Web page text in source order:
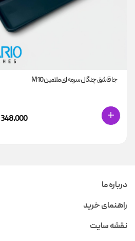
جا قاشق چنگال سرمه ای ملامین M10
348,000
درباره ما
راهنمای خرید
نقشه سایت